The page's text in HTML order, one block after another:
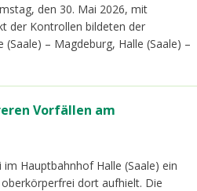
den 30. Mai 2026, mit
der Kontrollen bildeten der
– Magdeburg, Halle (Saale) –
Vorfällen am
Hauptbahnhof Halle (Saale) ein
dort aufhielt. Die